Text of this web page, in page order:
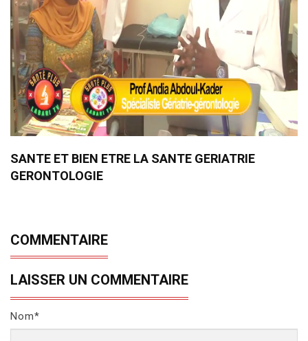
SANTE ET BIEN ETRE LA SANTE GERIATRIE
GERONTOLOGIE
COMMENTAIRE
LAISSER UN COMMENTAIRE
Nom*